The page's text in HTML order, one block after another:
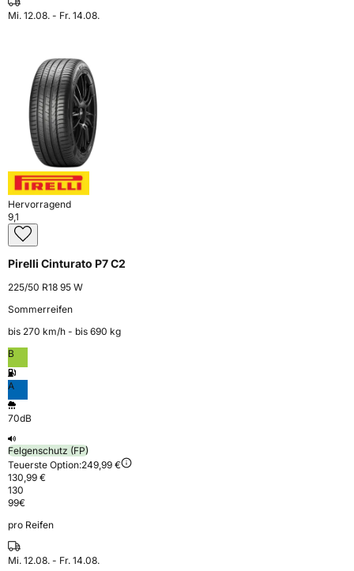
Mi. 12.08. - Fr. 14.08.
Hervorragend
9,1
Pirelli Cinturato P7 C2
225/50 R18 95 W
Sommerreifen
bis 270 km⁠/⁠h - bis 690 kg
B
A
70dB
Felgenschutz (FP)
Teuerste Option:249,99 €
130,99 €
130
99€
pro Reifen
Mi. 12.08. - Fr. 14.08.